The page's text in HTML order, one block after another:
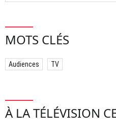
MOTS CLÉS
Audiences TV
À LA TÉLÉVISION